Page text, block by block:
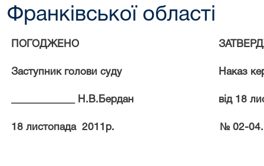
Франківської області
ПОГОДЖЕНО
Заступник голови суду
____________ Н.В.Бердан
18 листопада 2011р.
Наказ
від 18
№ 02-